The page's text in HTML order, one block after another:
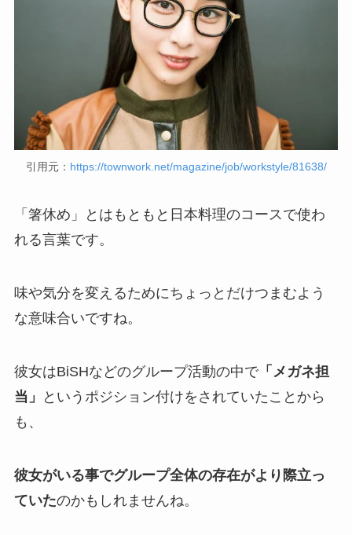
引用元： https://townwork.net/magazine/job/workstyle/81638/
「箸休め」とはもともと日本料理のコースで使わ
れる言葉です。
味や気分を変えるためにちょっとだけつまむよう
な意味合いですね。
彼女はBiSHなどのグループ活動の中で「メガネ担
当」
というポジション付けをされていたことから
も、
彼女がいる事でグループ全体の存在がより際立っ
ていたのかもしれませんね。